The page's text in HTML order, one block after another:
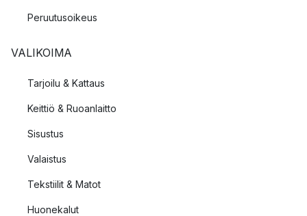
Peruutusoikeus
VALIKOIMA
Tarjoilu & Kattaus
Keittiö & Ruoanlaitto
Sisustus
Valaistus
Tekstiilit & Matot
Huonekalut